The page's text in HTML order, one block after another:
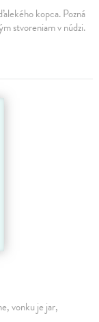
kopca. Pozná
stvoreniam v núdzi.
vonku je jar,